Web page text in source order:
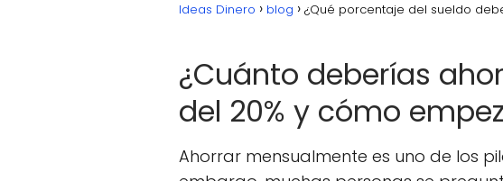
Ideas Dinero blog ¿Qué porcentaje del sueldo
¿Cuánto deberías
del 20% y cómo
Ahorrar mensualmente es uno de los